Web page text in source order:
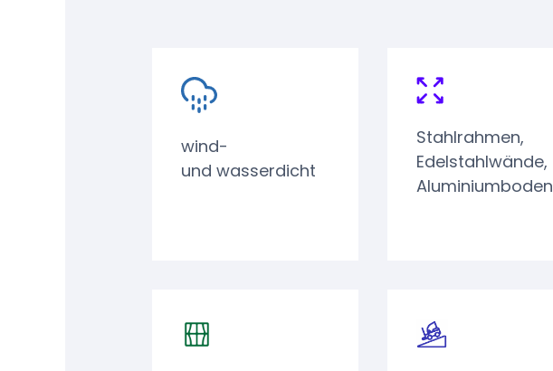
wind-
und wasserdicht
Stahlrahmen,
Edelstahlwände,
Aluminiumboden